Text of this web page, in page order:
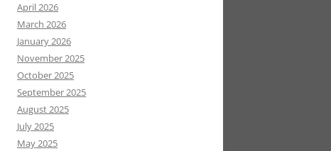
April 2026
March 2026
January 2026
November 2025
October 2025
September 2025
August 2025
July 2025
May 2025